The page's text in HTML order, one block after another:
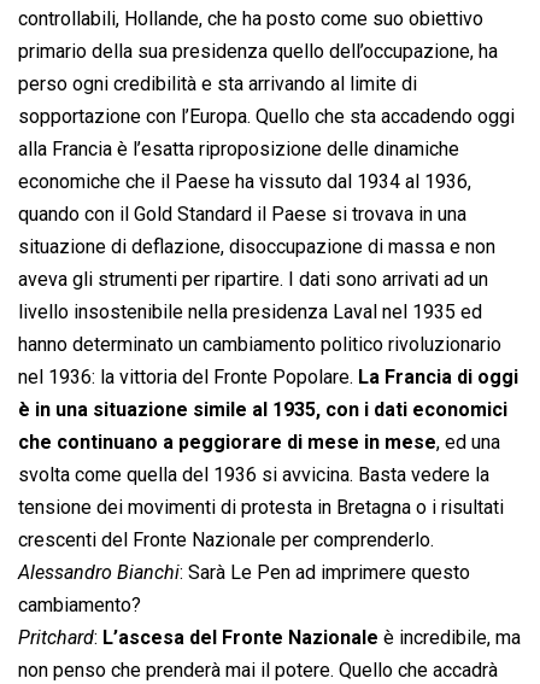
controllabili, Hollande, che ha posto come suo obiettivo
primario della sua presidenza quello dell’occupazione, ha
perso ogni credibilità e sta arrivando al limite di
sopportazione con l’Europa. Quello che sta accadendo oggi
alla Francia è l’esatta riproposizione delle dinamiche
economiche che il Paese ha vissuto dal 1934 al 1936,
quando con il Gold Standard il Paese si trovava in una
situazione di deflazione, disoccupazione di massa e non
aveva gli strumenti per ripartire. I dati sono arrivati ad un
livello insostenibile nella presidenza Laval nel 1935 ed
hanno determinato un cambiamento politico rivoluzionario
nel 1936: la vittoria del Fronte Popolare. La Francia di oggi
è in una situazione simile al 1935, con i dati economici
che continuano a peggiorare di mese in mese, ed una
svolta come quella del 1936 si avvicina. Basta vedere la
tensione dei movimenti di protesta in Bretagna o i risultati
crescenti del Fronte Nazionale per comprenderlo.
Alessandro Bianchi: Sarà Le Pen ad imprimere questo
cambiamento?
Pritchard: L’ascesa del Fronte Nazionale è incredibile, ma
non penso che prenderà mai il potere. Quello che accadrà